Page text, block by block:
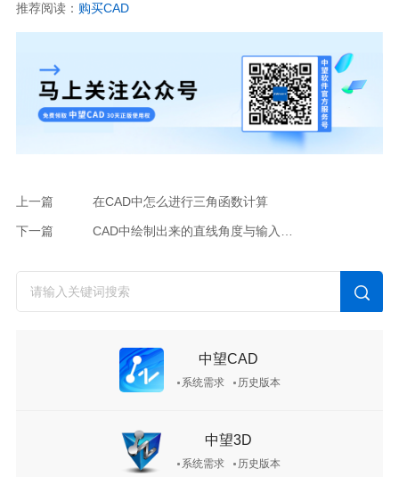
推荐阅读： 购买CAD
上一篇 在CAD中怎么进行三角函数计算
下一篇 CAD中绘制出来的直线角度与输入值不一致怎么办
中望CAD
系统需求 历史版本
中望3D
系统需求 历史版本